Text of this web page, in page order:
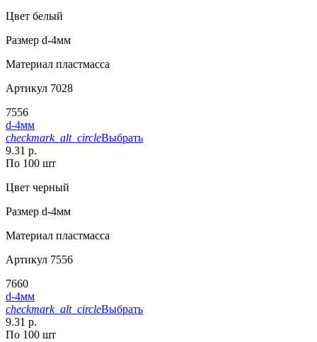
Цвет белый
Размер d-4мм
Материал пластмасса
Артикул 7028
7556
d-4мм
checkmark_alt_circleВыбрать
9.31 р.
По 100 шт
Цвет черный
Размер d-4мм
Материал пластмасса
Артикул 7556
7660
d-4мм
checkmark_alt_circleВыбрать
9.31 р.
По 100 шт